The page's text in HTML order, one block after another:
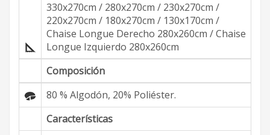
330x270cm / 280x270cm / 230x270cm /
220x270cm / 180x270cm / 130x170cm /
Chaise Longue Derecho 280x260cm / Chaise
Longue Izquierdo 280x260cm
Composición
80 % Algodón, 20% Poliéster.
Características